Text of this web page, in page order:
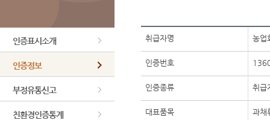
인증표시소개
인증정보
부정유통신고
친환경인증통계
취급자명 농업
인증번호
인증종류 취급
대표품목 과채